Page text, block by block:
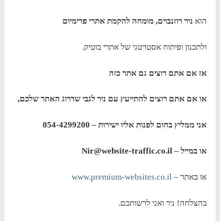
הוא ניר רוזנבוים, מומחה להקמת אתרי פרימיום
ולתכנון ופיתוח אסטרטגי של אתרי בוטיק.
אז אם אתם רוצים גם אתר כזה
או אם אתם רוצים להתייעץ עם ניר לגבי שדרוג האתר שלכם,
אני ממליץ בחום לפנות אליו ישירות – 054-4299200
או במייל – Nir@website-traffic.co.il
או באתר –www.premium-websites.co.il
בהצלחה! ניר ואני לרשותכם.